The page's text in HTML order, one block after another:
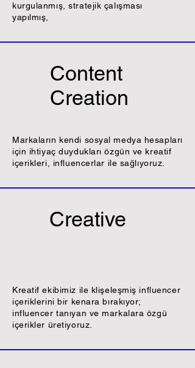
kurgulanmış, stratejik çalışması
yapılmış,
Content
Creation
Markaların kendi sosyal medya hesapları
için ihtiyaç duydukları özgün ve kreatif
içerikleri, influencerlar ile sağlıyoruz.
Creative
Kreatif ekibimiz ile klişeleşmiş influencer
içeriklerini bir kenara bırakıyor;
influencer tanıyan ve markalara özgü
içerikler üretiyoruz.